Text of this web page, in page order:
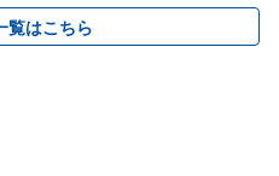
覧はこちら